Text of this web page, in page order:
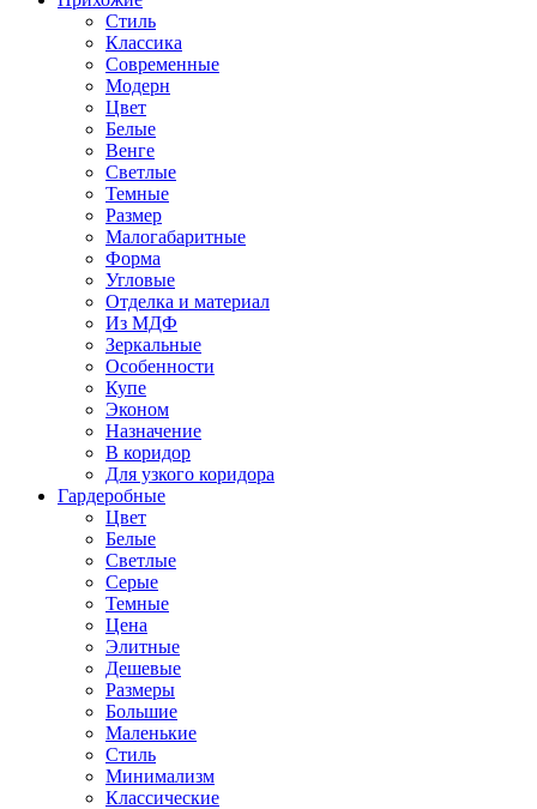
Стиль
Классика
Современные
Модерн
Цвет
Белые
Венге
Светлые
Темные
Размер
Малогабаритные
Форма
Угловые
Отделка и материал
Из МДФ
Зеркальные
Особенности
Купе
Эконом
Назначение
В коридор
Для узкого коридора
Гардеробные
Цвет
Белые
Светлые
Серые
Темные
Цена
Элитные
Дешевые
Размеры
Большие
Маленькие
Стиль
Минимализм
Классические